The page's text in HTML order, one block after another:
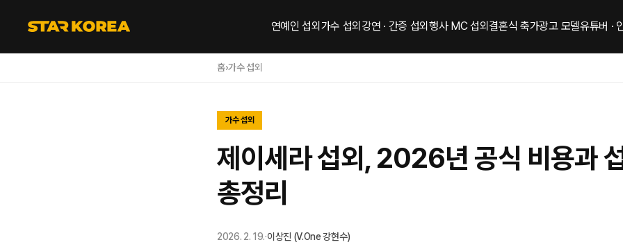
연예인 섭외 가수 섭외 강연 · 간증 섭외 행사 MC 섭외 결혼식 축가광고 모델유튜버 ·
홈›가수 섭외
가수 섭외
제이세라 섭외, 2026년 공식 비용과
총정리
2026. 2. 19.·이상진 (V.One 강현수)